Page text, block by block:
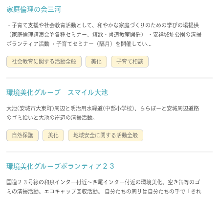
家庭倫理の会三河
・子育て支援や社会教育活動として、和やかな家庭づくりのための学びの場提供
（家庭倫理講演会や各種セミナー、短歌・書道教室開催） ・安祥城址公園の清掃
ボランティア活動 ・子育てセミナー（隔月）を開催してい...
社会教育に関する活動全般 美化 子育て相談
環境美化グループ スマイル大池
大池(安城市大東町)周辺と明治用水緑道(中部小学校)、ららぽーと安城周辺道路
のゴミ拾いと大池の岸辺の清掃活動。
自然保護 美化 地域安全に関する活動全般
環境美化グループボランティア２３
国道２３号線の和泉インター付近～西尾インター付近の環境美化。空き缶等のゴ
ミの清掃活動。エコキャップ回収活動。 自分たちの周りは自分たちの手で「きれ